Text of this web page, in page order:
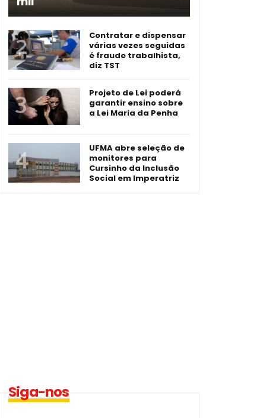
Contratar e dispensar
várias vezes seguidas
é fraude trabalhista,
diz TST
Projeto de Lei poderá
garantir ensino sobre
a Lei Maria da Penha
UFMA abre seleção de
monitores para
Cursinho da Inclusão
Social em Imperatriz
Siga-nos